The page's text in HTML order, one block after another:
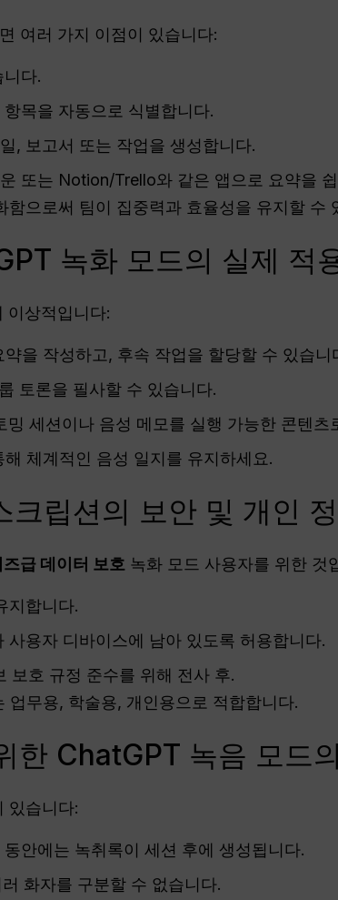
여러 가지 이점이 있습니다:
다.
목을 자동으로 식별합니다.
, 보고서 또는 작업을 생성합니다.
또는 Notion/Trello와 같은 앱으로 요약을
으로써 팀이 집중력과 효율성을 유지할 수
녹화 모드의 실제 적
이상적입니다:
을 작성하고, 후속 작업을 할당할 수 있습니
토론을 필사할 수 있습니다.
밍 세션이나 음성 메모를 실행 가능한 콘텐츠
체계적인 음성 일지를 유지하세요.
립션의 보안 및 개인
급 데이터 보호 녹화 모드 사용자를 위한 것
지합니다.
사용자 디바이스에 남아 있도록 허용합니다.
보호 규정 준수를 위해 전사 후.
업무용, 학술용, 개인용으로 적합합니다.
한 ChatGPT 녹음 모드
있습니다:
동안에는 녹취록이 세션 후에 생성됩니다.
화자를 구분할 수 없습니다.